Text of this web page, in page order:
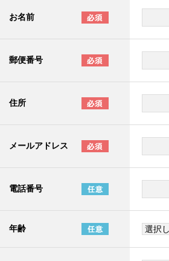
お名前
郵便番号
住所
メールアドレス
電話番号
年齢